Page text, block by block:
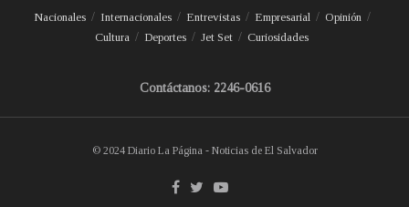
Nacionales Internacionales Entrevistas Empresarial
Opinión
Cultura
Deportes Jet Set Curiosidades
Contáctanos: 2246-0616
© 2024 Diario La Página - Noticias de El Salvador